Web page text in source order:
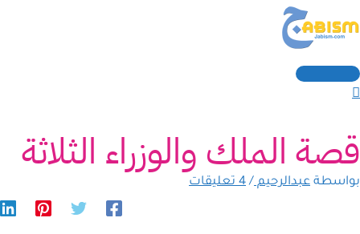
إلى
القائمة
الرئيسية
قصة الملك والوزراء الثلاثة
بواسطة عبدالرحيم/4 تعليقات
هنا...